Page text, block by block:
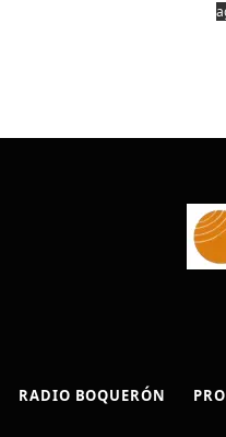
RADIO BOQUERÓN